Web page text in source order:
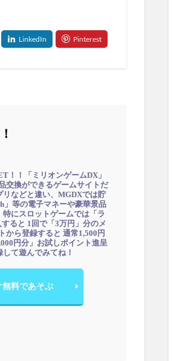
！！「ミリオンゲームDX」
交換ができるゲームサイトだ
リなどと違い、MGDXでは貯
」等の電子マネーや豪華景品
特にスロットゲームでは「ラ
ると 1回で「3万円」分のメ
から登録すると 通常1,500円
円分」お試しポイント進呈
て遊んでみてね！
無料であそぶ